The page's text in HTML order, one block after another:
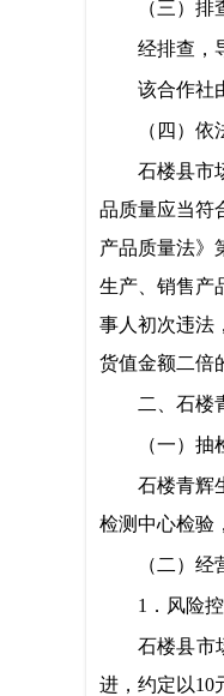
（三） 排
经排查，
该合作社
（四） 依
石楼县市
品质量应当符
产品质量法》
生产、销售产
事人初次违法
货值金额二倍
二
石楼
（一） 抽
石楼青辉
检测中心检验，
（二） 经
1．风险
石楼县市
进， 约定以10